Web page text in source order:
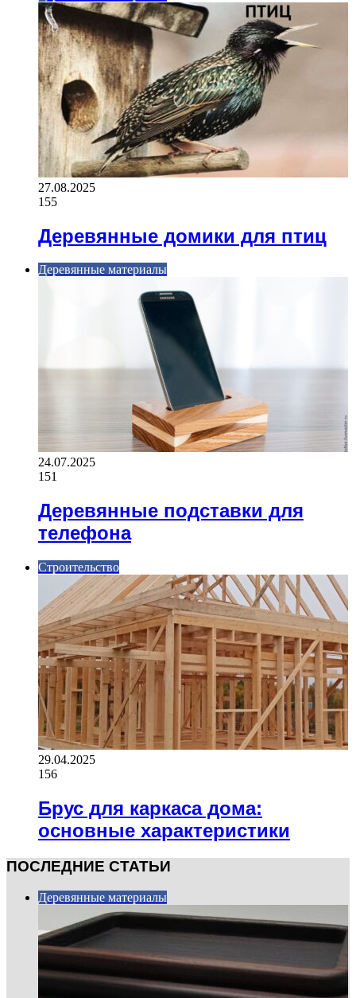
27.08.2025
155
Деревянные домики для птиц
Деревянные материалы
24.07.2025
151
Деревянные подставки для
телефона
Строительство
29.04.2025
156
Брус для каркаса дома:
основные характеристики
ПОСЛЕДНИЕ СТАТЬИ
Деревянные материалы